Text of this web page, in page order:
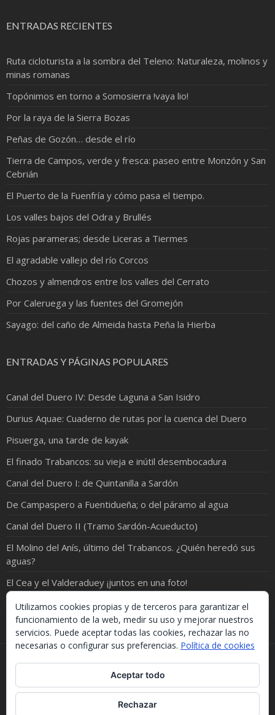
ENTRADAS RECIENTES
Ruta cicloturista a la sombra del Teleno: Naturaleza, molinos y
minas romanas
Topónimos en torno a Somosierra !vaya lio!
Por la raya de la Sierra Bozas
Peñas de Gozón… desde el río
Tierra de Campos, verde y fresca: paseo entre Monzón y San
Cebrián
El Puerto de la Fuenfría y cómo pasa el tiempo.
Los valles bajos del Odra y Brullés
Rojas parameras; desde Liceras a Tiermes
El agradable vallejo del río Corcos
Chozos y almendros entre los valles del Cerrato
Por Caleruega y las fuentes del Gromejón
Sayago: del caño de Almeida hasta Peña la Hierba
ENTRADAS Y PÁGINAS POPULARES
Canal del Duero IV: Desde Laguna a San Isidro
Durius Aquae: Cuaderno de rutas por la cuenca del Duero
Pisuerga, una tarde de kayak
El finado Trabancos: su vieja e inútil desembocadura
Canal del Duero I: de Quintanilla a Sardón
De Campaspero a Fuentidueña; o del páramo al agua
Canal del Duero II (Tramo Sardón-Acueducto)
El Molino del Anís, último del Trabancos. ¿Quién heredó sus
aguas?
El Cea y el Valderaduey ¡juntos en una foto!
¡ORO EN EL RÍO!
Si necesitas algo de este blog puedes cogerlo, lo único
que te pido es que menciones la procedencia. Gracias.
Should you need something from this blog, just take it.
The only thing I'd ask you is to mention this site. Many
Utilizamos cookies propias y de terceros para garantizar el
funcionamiento de la web, medir su uso y mejorar nuestros
servicios. Puede aceptar todas las cookies, rechazar las no
necesarias o configurar sus preferencias. Política de cookies
Aceptar todo
Rechazar